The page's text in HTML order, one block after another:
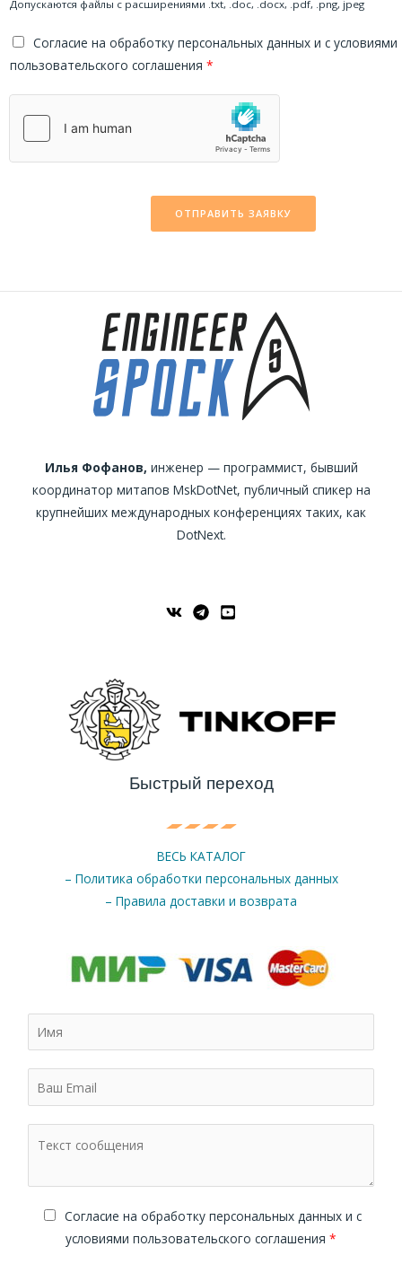
Допускаются файлы с расширениями .txt, .doc, .docx, .pdf, .png, jpeg
Cогласие на обработку персональных данных и с условиями
пользовательского соглашения *
ОТПРАВИТЬ ЗАЯВКУ
Илья Фофанов, инженер — программист, бывший
координатор митапов MskDotNet, публичный спикер на
крупнейших международных конференциях таких, как
DotNext.
Быстрый переход
ВЕСЬ КАТАЛОГ
– Политика обработки персональных данных
– Правила доставки и возврата
Cогласие на обработку персональных данных и с
условиями пользовательского соглашения *